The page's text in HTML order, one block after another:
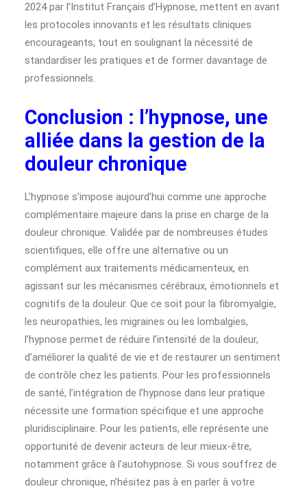
2024 par l’Institut Français d’Hypnose, mettent en avant
les protocoles innovants et les résultats cliniques
encourageants, tout en soulignant la nécessité de
standardiser les pratiques et de former davantage de
professionnels.
Conclusion : l’hypnose, une
alliée dans la gestion de la
douleur chronique
L’hypnose s’impose aujourd’hui comme une approche
complémentaire majeure dans la prise en charge de la
douleur chronique. Validée par de nombreuses études
scientifiques, elle offre une alternative ou un
complément aux traitements médicamenteux, en
agissant sur les mécanismes cérébraux, émotionnels et
cognitifs de la douleur. Que ce soit pour la fibromyalgie,
les neuropathies, les migraines ou les lombalgies,
l’hypnose permet de réduire l’intensité de la douleur,
d’améliorer la qualité de vie et de restaurer un sentiment
de contrôle chez les patients. Pour les professionnels
de santé, l’intégration de l’hypnose dans leur pratique
nécessite une formation spécifique et une approche
pluridisciplinaire. Pour les patients, elle représente une
opportunité de devenir acteurs de leur mieux-être,
notamment grâce à l’autohypnose. Si vous souffrez de
douleur chronique, n’hésitez pas à en parler à votre